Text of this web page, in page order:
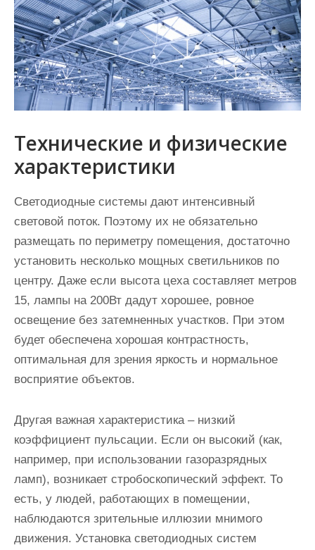
Технические и физические
характеристики
Светодиодные системы дают интенсивный
световой поток. Поэтому их не обязательно
размещать по периметру помещения, достаточно
установить несколько мощных светильников по
центру. Даже если высота цеха составляет метров
15, лампы на 200Вт дадут хорошее, ровное
освещение без затемненных участков. При этом
будет обеспечена хорошая контрастность,
оптимальная для зрения яркость и нормальное
восприятие объектов.
Другая важная характеристика – низкий
коэффициент пульсации. Если он высокий (как,
например, при использовании газоразрядных
ламп), возникает стробоскопический эффект. То
есть, у людей, работающих в помещении,
наблюдаются зрительные иллюзии мнимого
движения. Установка светодиодных систем